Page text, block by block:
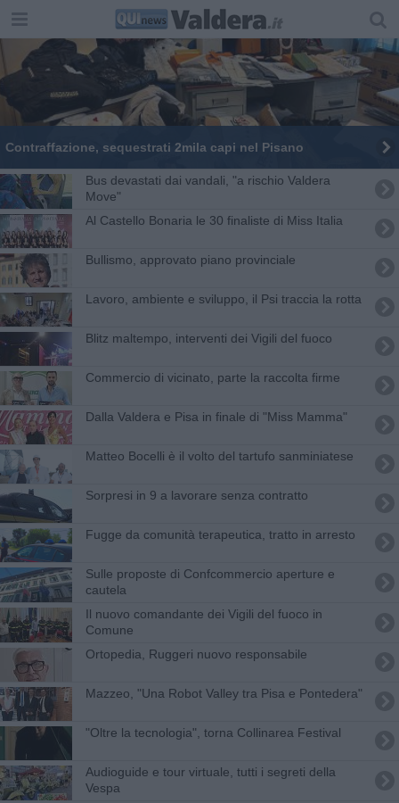
Contraffazione, sequestrati 2mila capi nel Pisano
Bus devastati dai vandali, "a rischio Valdera
Move"
Al Castello Bonaria le 30 finaliste di Miss Italia
Bullismo, approvato piano provinciale
Lavoro, ambiente e sviluppo, il Psi traccia la rotta
Blitz maltempo, interventi dei Vigili del fuoco
Commercio di vicinato, parte la raccolta firme
Dalla Valdera e Pisa in finale di "Miss Mamma"
Matteo Bocelli è il volto del tartufo sanminiatese
Sorpresi in 9 a lavorare senza contratto
Fugge da comunità terapeutica, tratto in arresto
Sulle proposte di Confcommercio aperture e
cautela
Il nuovo comandante dei Vigili del fuoco in
Comune
Ortopedia, Ruggeri nuovo responsabile
Mazzeo, "Una Robot Valley tra Pisa e Pontedera"
"Oltre la tecnologia", torna Collinarea Festival
Audioguide e tour virtuale, tutti i segreti della
Vespa